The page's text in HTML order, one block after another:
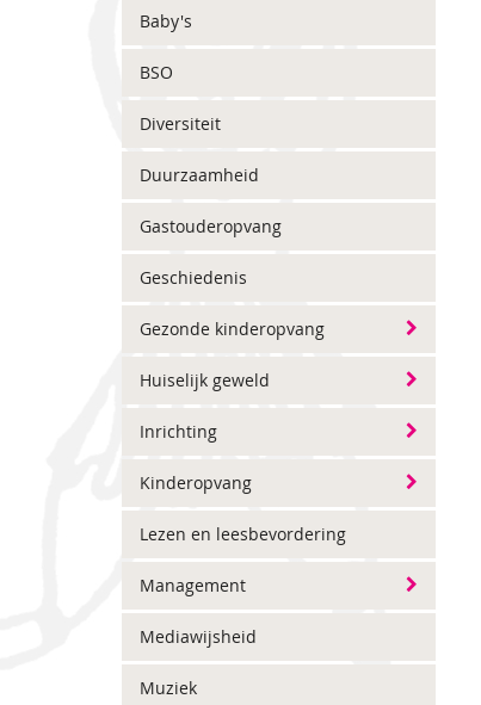
Baby's
BSO
Diversiteit
Duurzaamheid
Gastouderopvang
Geschiedenis
Gezonde kinderopvang
Huiselijk geweld
Inrichting
Kinderopvang
Lezen en leesbevordering
Management
Mediawijsheid
Muziek